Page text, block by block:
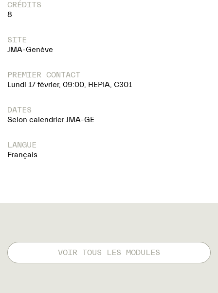
CRÉDITS
8
SITE
JMA-Genève
PREMIER CONTACT
Lundi 17 février, 09:00, HEPIA, C301
DATES
Selon calendrier JMA-GE
LANGUE
Français
VOIR TOUS LES MODULES